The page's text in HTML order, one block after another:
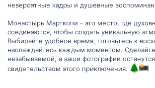
невероятные кадры и душевные
Монастырь Марткопи - это место, где
соединяются, чтобы создать уникальную
Выбирайте удобное время, готовьтесь к
наслаждайтесь каждым моментом.
незабываемой, а ваши фотографии
свидетельством этого приключения.